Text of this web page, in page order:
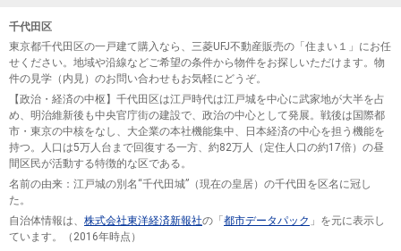
千代田区
東京都千代田区の一戸建て購入なら、三菱UFJ不動産販売の「住まい１」にお任
せください。地域や沿線などご希望の条件から物件をお探しいただけます。物
件の見学（内見）のお問い合わせもお気軽にどうぞ。
【政治・経済の中枢】千代田区は江戸時代は江戸城を中心に武家地が大半を占
め、明治維新後も中央官庁街の建設で、政治の中心として発展。戦後は国際都
市・東京の中核をなし、大企業の本社機能集中、日本経済の中心を担う機能を
持つ。人口は5万人台まで回復する一方、約82万人（定住人口の約17倍）の昼
間区民が活動する特徴的な区である。
名前の由来：江戸城の別名“千代田城”（現在の皇居）の千代田を区名に冠し
た。
自治体情報は、 株式会社東洋経済新報社の「 都市データパック 」を元に表示し
ています。（2016年時点）